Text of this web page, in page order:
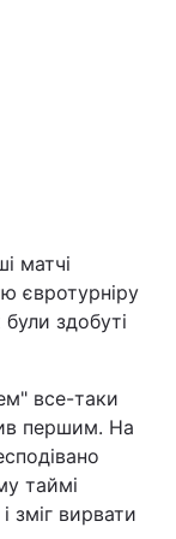
матчі
євротурніру
здобуті
все-таки
першим. На
таймі
зміг вирвати